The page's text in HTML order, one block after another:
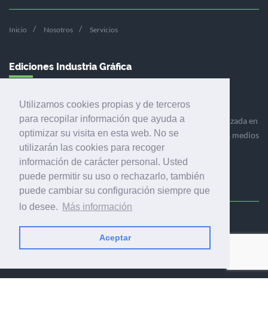
Utilizamos cookies propias y de terceros
para recopilar información que ayuda a
optimizar su visita en esta web. No se
utilizarán las cookies para recoger
información de carácter personal. Usted
puede permitir su uso o rechazarlo, también
puede cambiar su configuración siempre que
lo desee. Más información
Aceptar
Inicio Nosotros Servicios
Ediciones Industria Gráfica
Ediciones Industria Gráfica es una empresa editora especializada en
el mercado de la comunicación gráfica que engloba diversos medios
profesionales especializados en el mercado gráfico, la
comunicación visual y el envasado.
Ediciones Industria Gráfica, S.C.P.
Calle Fluvià 257, bajos, 08020 Barcelona (España)